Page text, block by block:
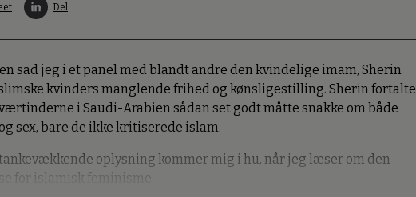
Del
sad jeg i et panel med blandt andre den kvindelige imam, Sherin
kvinders manglende frihed og kønsligestilling. Sherin fortalte
i Saudi-Arabien sådan set godt måtte snakke om både
sex, bare de ikke kritiserede islam.
oplysning kommer mig i hu, når jeg læser om den
for islamisk feminisme.